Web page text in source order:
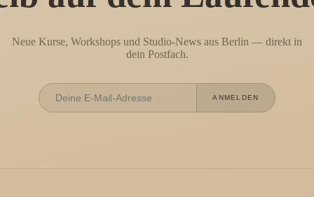
Neue Kurse, Workshops und Studio-News aus Berlin — direkt in
dein Postfach.
ANMELDEN